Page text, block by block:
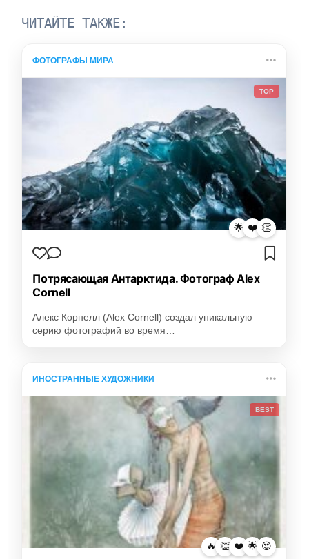
ЧИТАЙТЕ ТАКЖЕ:
ФОТОГРАФЫ МИРА
TOP
🌟 ❤️ 👏
Потрясающая Антарктида. Фотограф Alex
Cornell
Алекс Корнелл (Alex Cornell) создал уникальную
серию фотографий во время…
ИНОСТРАННЫЕ ХУДОЖНИКИ
BEST
🔥 👏 ❤️ 🌟 😍